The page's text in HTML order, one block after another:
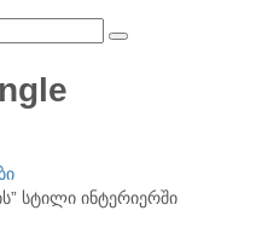
სტილი ინტერიერში